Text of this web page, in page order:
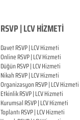
RSVP | LCV HİZMETİ
Davet RSVP | LCV Hizmeti
OnlineRSVP |LCV Hizmeti
DüğünRSVP |LCV Hizmeti
NikahRSVP |LCV Hizmeti
OrganizasyonRSVP |LCV Hizmeti
EtkinlikRSVP |LCV Hizmeti
KurumsalRSVP |LCV Hizmeti
ToplantıRSVP |LCV Hizmeti